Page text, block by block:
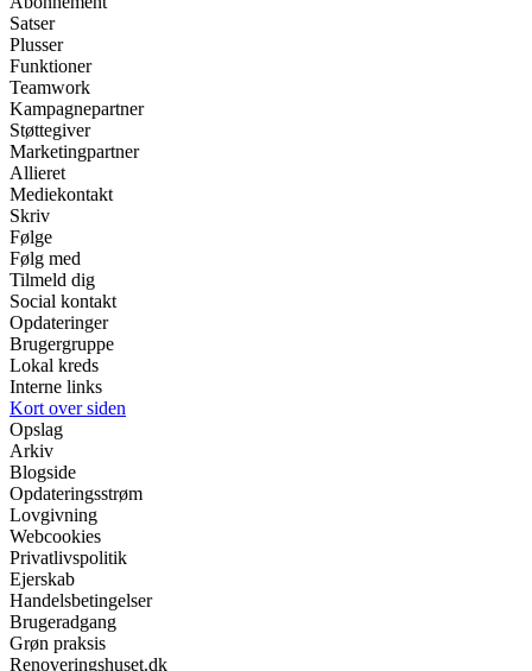
Satser
Plusser
Funktioner
Teamwork
Kampagnepartner
Støttegiver
Marketingpartner
Allieret
Mediekontakt
Skriv
Følge
Følg med
Tilmeld dig
Social kontakt
Opdateringer
Brugergruppe
Lokal kreds
Interne links
Kort over siden
Opslag
Arkiv
Blogside
Opdateringsstrøm
Lovgivning
Webcookies
Privatlivspolitik
Ejerskab
Handelsbetingelser
Brugeradgang
Grøn praksis
Renoveringshuset.dk